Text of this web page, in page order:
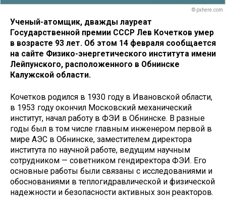
© pxhere.com
Ученый-атомщик, дважды лауреат
Государственной премии СССР Лев Кочетков умер
в возрасте 93 лет. Об этом 14 февраля сообщается
на сайте Физико-энергетического института имени
Лейпунского, расположенного в Обнинске
Калужской области.
Кочетков родился в 1930 году в Ивановской области,
в 1953 году окончил Московский механический
институт, начал работу в ФЭИ в Обнинске. В разные
годы был в том числе главным инженером первой в
мире АЭС в Обнинске, заместителем директора
института по научной работе, ведущим научным
сотрудником — советником гендиректора ФЭИ. Его
основные работы были связаны с исследованиями и
обоснованиями в теплогидравлической и физической
надежности и безопасности активных зон реакторов.